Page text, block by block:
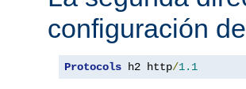
configuración
Protocols h2 http/1.1